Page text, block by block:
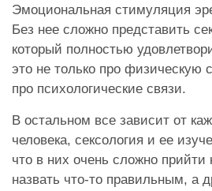
Эмоциональная стимуляция
Без нее сложно представить
который полностью
это не только про физическую
про психологические связи.
В остальном все зависит от
человека, сексология и ее
что в них очень сложно прийти
назвать что-то правильным, а